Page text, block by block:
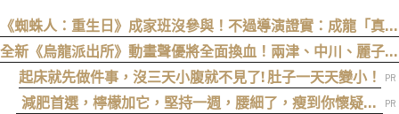
《蜘蛛人：重生日》成家班沒參與！不過導演證實：成龍「真的
有來片場」
全新《烏龍派出所》動畫聲優將全面換血！兩津、中川、麗子、
大原所長新卡司 9 月 5 日揭曉
起床就先做件事，沒三天小腹就不見了! 肚子一天天變小！
減肥首選，檸檬加它，堅持一週，腰細了，瘦到你懷疑人